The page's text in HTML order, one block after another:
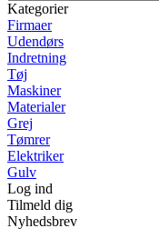
Kategorier
Firmaer
Udendørs
Indretning
Tøj
Maskiner
Materialer
Grej
Tømrer
Elektriker
Gulv
Log ind
Tilmeld dig
Nyhedsbrev